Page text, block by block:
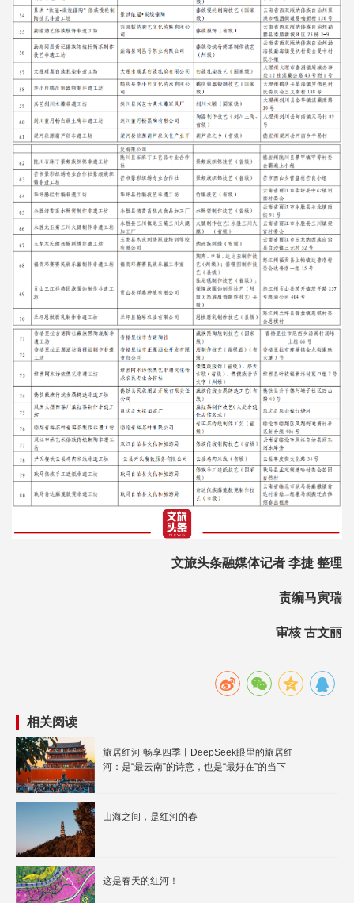
文旅头条融媒体记者 李捷 整理
责编马寅瑞
审核 古文丽
相关阅读
旅居红河 畅享四季丨DeepSeek眼里的旅居红
河：是“最云南”的诗意，也是“最好在”的当下
山海之间，是红河的春
这是春天的红河！